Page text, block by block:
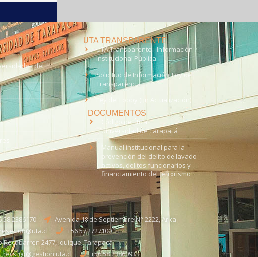
del
UTA TRANSPARENTE
UTA Transparente - Información
Institucional Pública.
Solicitud de Información, Ley de
Transparencia
Ley del Lobby (En Actualización)
DOCUMENTOS
Código de Ética
Universidad de Tarapacá
Manual institucional para la
prevención del delito de lavado
activos, delitos funcionarios y
financiamiento del terrorismo
58 2386170
Avenida 18 de Septiembre N° 2222, Arica
+56 57 2727100​
Recabarren 2477, Iquique, Tarapacá
recstgo@gestion.uta.cl +56 58 2386093